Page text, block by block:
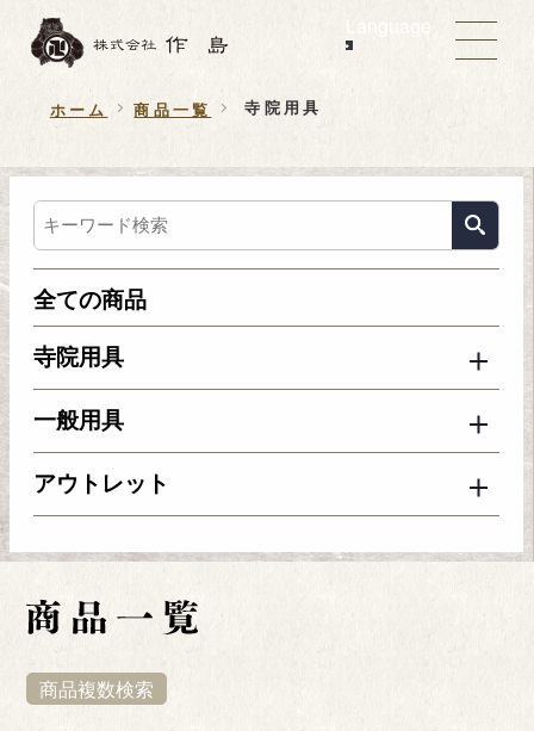
Language
ホーム 商品一覧 寺院用具
全ての商品
寺院用具
一般用具
アウトレット
商品複数検索